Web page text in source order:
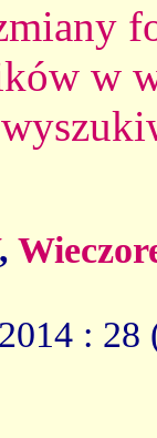
w
,
2014 : 28